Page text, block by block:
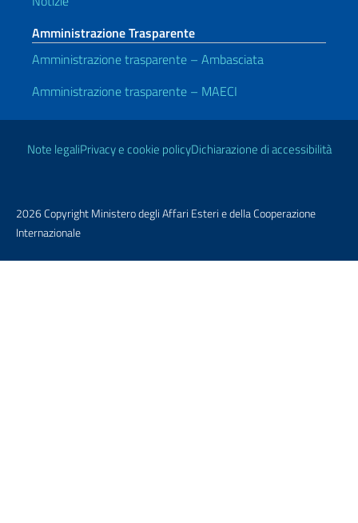
Amministrazione Trasparente
Amministrazione trasparente – Ambasciata
Amministrazione trasparente – MAECI
Link Utili
Note legaliPrivacy e cookie policyDichiarazione di accessibilità
2026 Copyright Ministero degli Affari Esteri e della Cooperazione
Internazionale